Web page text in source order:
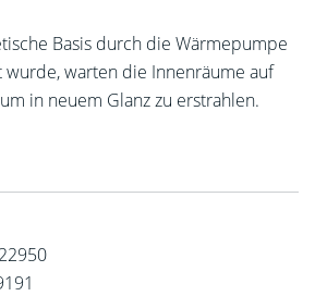
Basis durch die Wärmepumpe
warten die Innenräume auf
in neuem Glanz zu erstrahlen.